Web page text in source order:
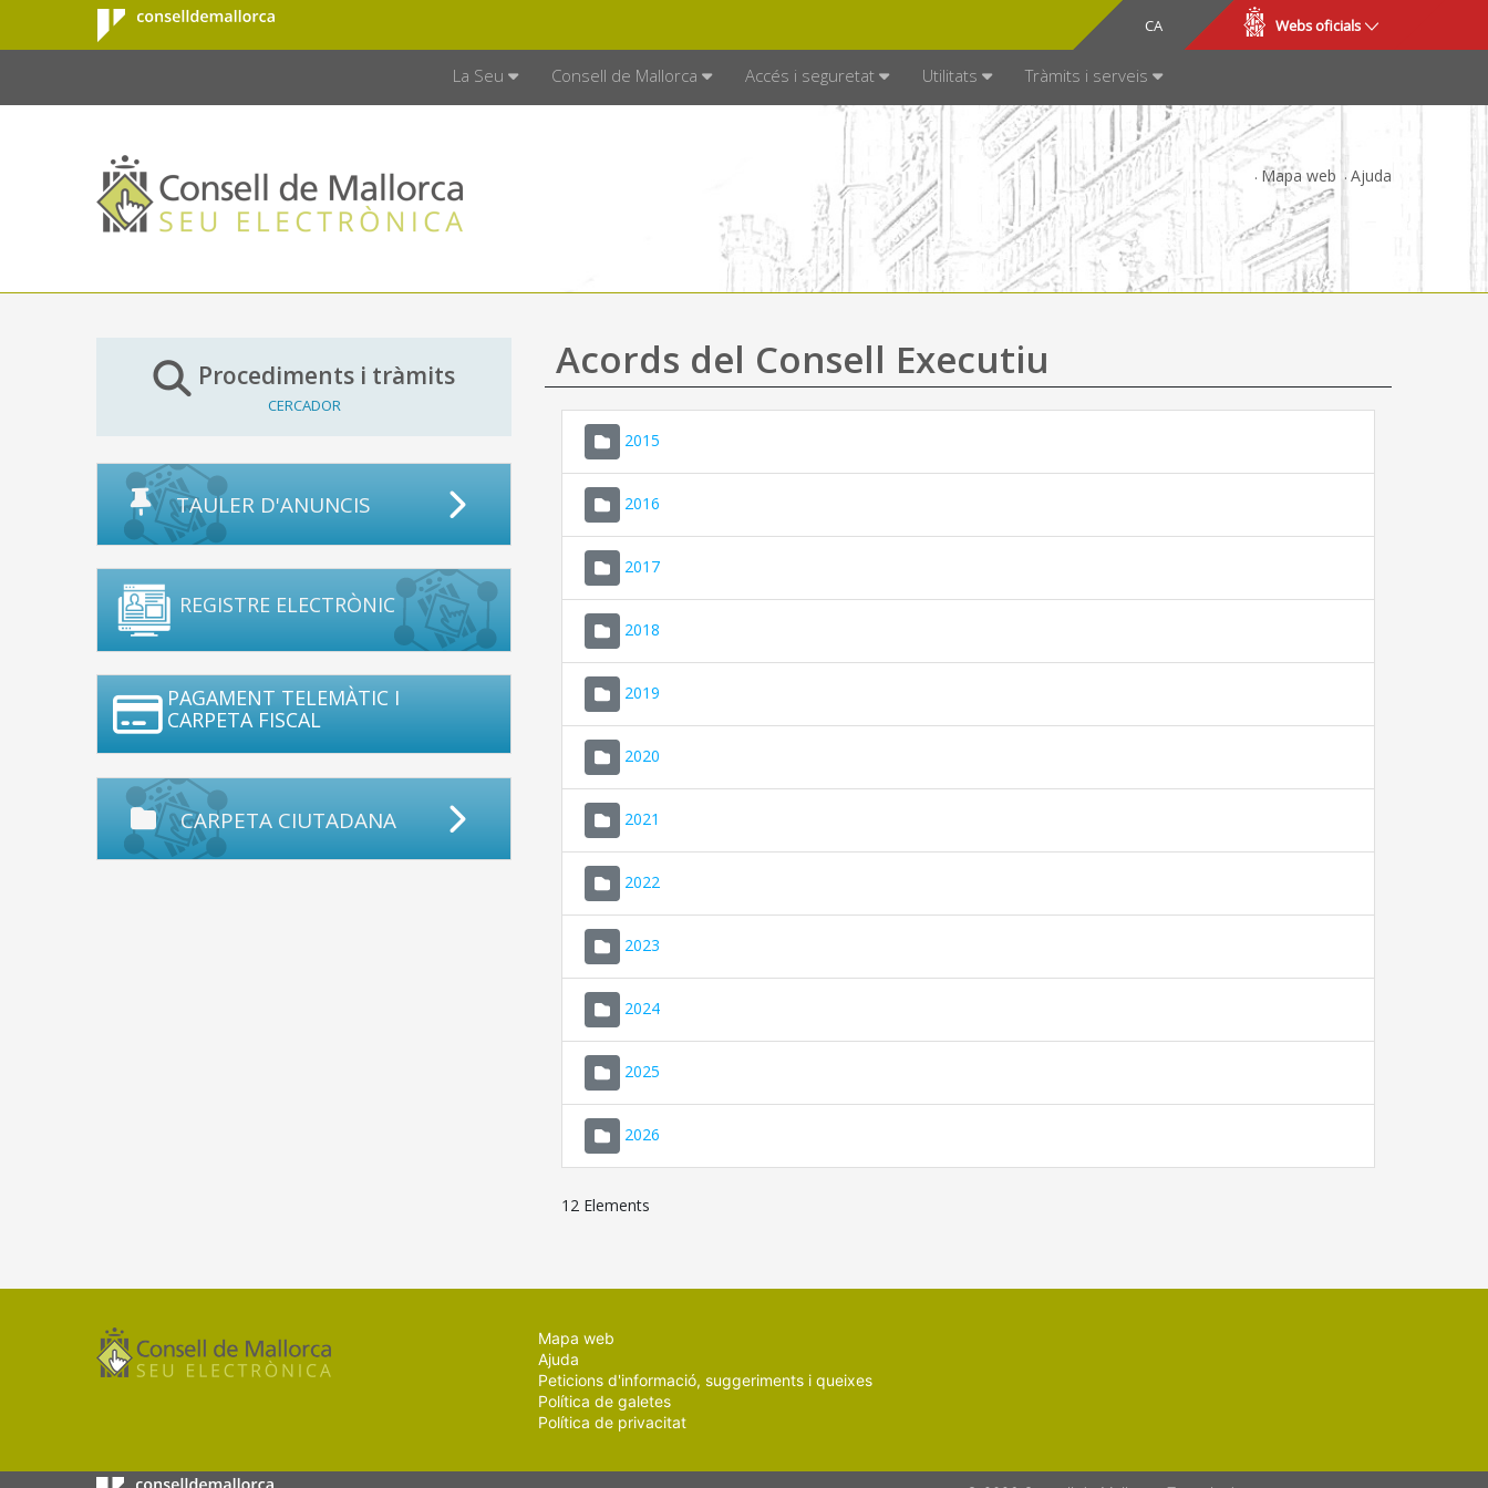
Salta al contingut principal
Consell de
Mallorca
CA
ES Webs oficials
La Seu Consell de Mallorca Accés i seguretat Utilitats Tràmits i serveis
Mapa web Ajuda
Procediments i tràmits
CERCADOR
TAULER D'ANUNCIS
REGISTRE ELECTRÒNIC
PAGAMENT TELEMÀTIC I
CARPETA FISCAL
CARPETA CIUTADANA
Acords del Consell Executiu
2015
2016
2017
2018
2019
2020
2021
2022
2023
2024
2025
2026
12 Elements
Mapa web
Ajuda
Peticions d'informació, suggeriments i queixes
Política de galetes
Política de privacitat